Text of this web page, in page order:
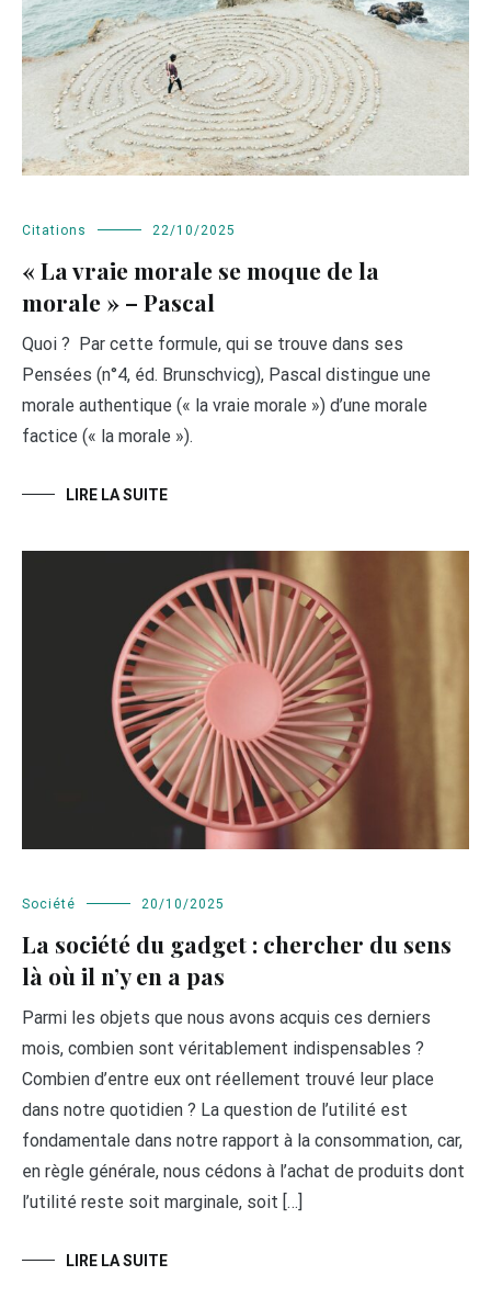
Citations 22/10/2025
« La vraie morale se moque de la
morale » – Pascal
Quoi ? Par cette formule, qui se trouve dans ses
Pensées (n°4, éd. Brunschvicg), Pascal distingue une
morale authentique (« la vraie morale ») d’une morale
factice (« la morale »).
LIRE LA SUITE
Société 20/10/2025
La société du gadget : chercher du sens
là où il n’y en a pas
Parmi les objets que nous avons acquis ces derniers
mois, combien sont véritablement indispensables ?
Combien d’entre eux ont réellement trouvé leur place
dans notre quotidien ? La question de l’utilité est
fondamentale dans notre rapport à la consommation, car,
en règle générale, nous cédons à l’achat de produits dont
l’utilité reste soit marginale, soit […]
LIRE LA SUITE